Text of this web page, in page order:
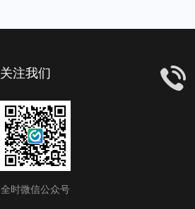
关注我们
全时微信公众号